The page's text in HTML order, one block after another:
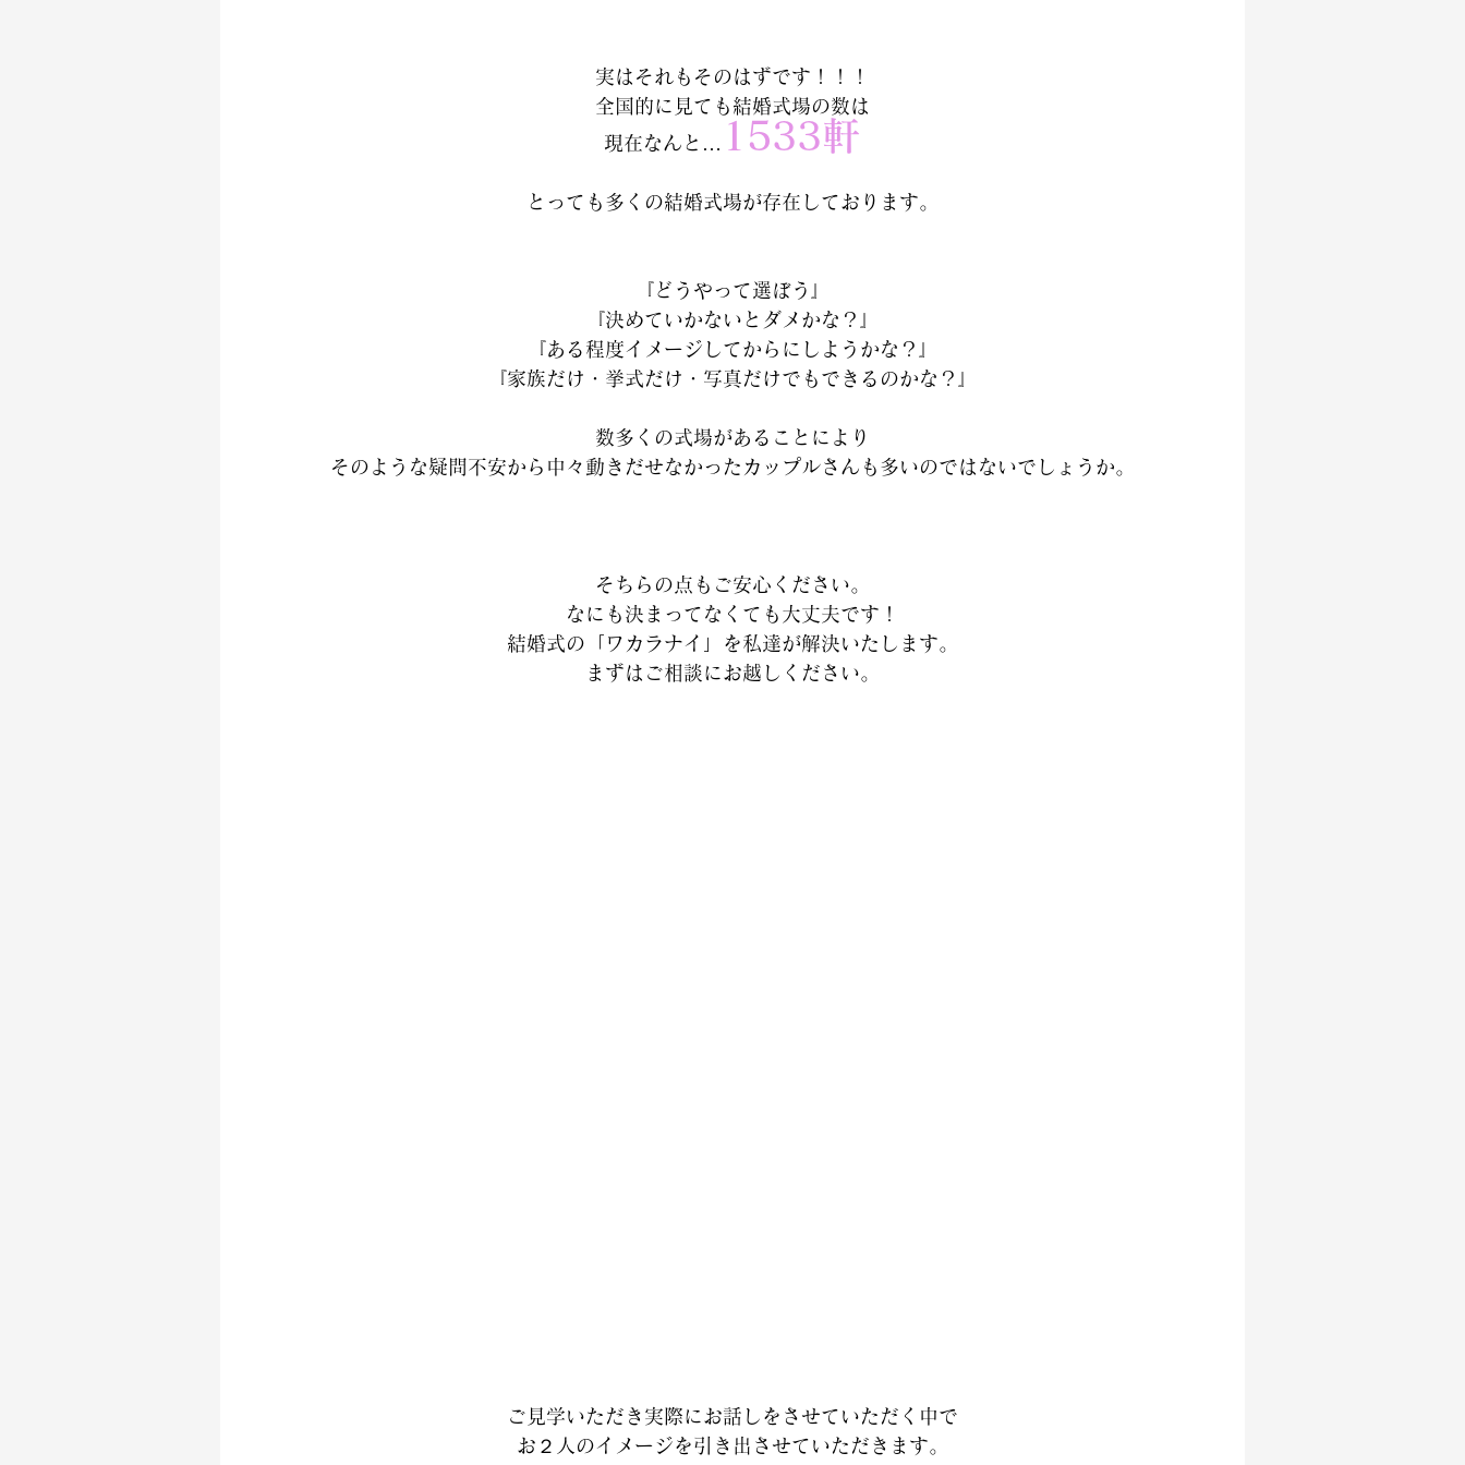
実はそれもそのはずです！！！
全国的に見ても結婚式場の数は
現在なんと…
1533軒
とっても多くの結婚式場が存在しております。
『どうやって選ぼう』
『決めていかないとダメかな？』
『ある程度イメージしてからにしようかな？』
『家族だけ・挙式だけ・写真だけでもできるのかな？』
数多くの式場があることにより
そのような疑問不安から中々動きだせなかったカップルさんも多いのではないでしょうか。
そちらの点もご安心ください。
なにも決まってなくても大丈夫です！
結婚式の「ワカラナイ」を私達が解決いたします。
まずはご相談にお越しください。
ご見学いただき実際にお話しをさせていただく中で
お２人のイメージを引き出させていただきます。